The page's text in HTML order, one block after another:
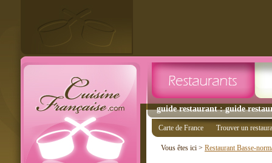
guide restaurant : guide
Carte de France Trouver un
Vous êtes ici > Restaurant Basse-